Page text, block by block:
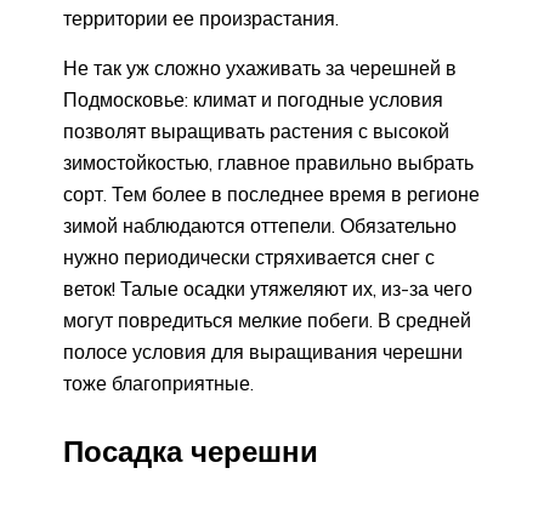
территории ее произрастания.
Не так уж сложно ухаживать за черешней в
Подмосковье: климат и погодные условия
позволят выращивать растения с высокой
зимостойкостью, главное правильно выбрать
сорт. Тем более в последнее время в регионе
зимой наблюдаются оттепели. Обязательно
нужно периодически стряхивается снег с
веток! Талые осадки утяжеляют их, из-за чего
могут повредиться мелкие побеги. В средней
полосе условия для выращивания черешни
тоже благоприятные.
Посадка черешни